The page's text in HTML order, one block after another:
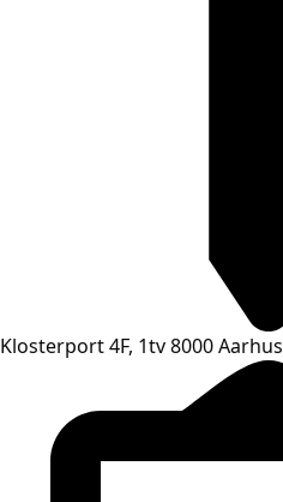
Klosterport 4F, 1tv 8000 Aarhus